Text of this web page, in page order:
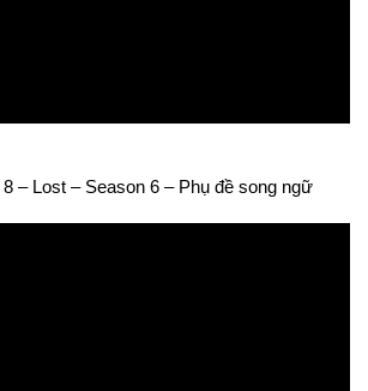
– Lost – Season 6 – Phụ đề song ngữ